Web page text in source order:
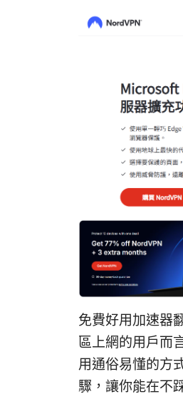
免費好用加速器
區上網的用戶而
用通俗易懂的方
驟，讓你能在不